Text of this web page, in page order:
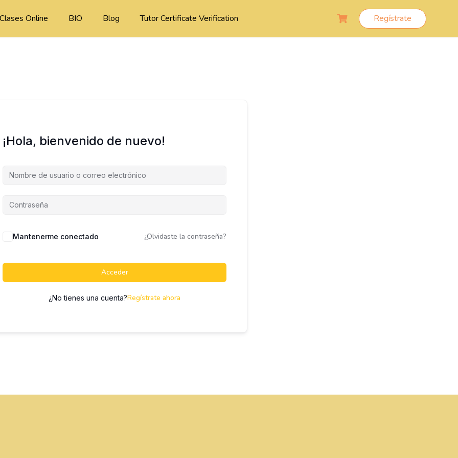
Clases Online BIO Blog Tutor Certificate Verification Regístrate
¡Hola, bienvenido de nuevo!
Mantenerme conectado ¿Olvidaste la contraseña?
Acceder
¿No tienes una cuenta?Regístrate ahora